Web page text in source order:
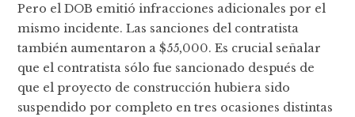
Pero el DOB emitió infracciones adicionales por el
mismo incidente. Las sanciones del contratista
también aumentaron a $55,000. Es crucial señalar
que el contratista sólo fue sancionado después de
que el proyecto de construcción hubiera sido
suspendido por completo en tres ocasiones distintas